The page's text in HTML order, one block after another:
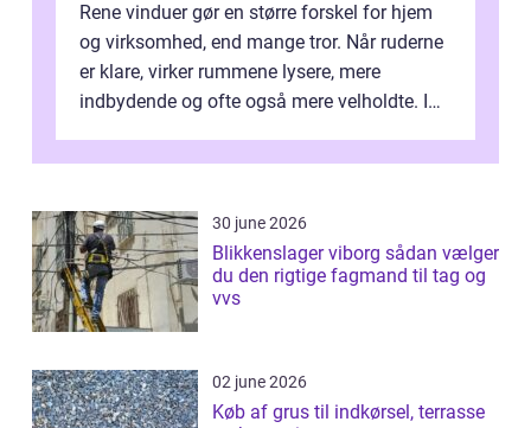
Rene vinduer gør en større forskel for hjem
og virksomhed, end mange tror. Når ruderne
er klare, virker rummene lysere, mere
indbydende og ofte også mere velholdte. I
30 june 2026
Blikkenslager viborg sådan vælger
du den rigtige fagmand til tag og
vvs
02 june 2026
Køb af grus til indkørsel, terrasse